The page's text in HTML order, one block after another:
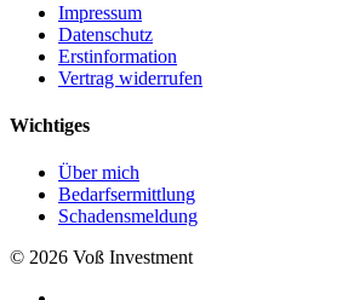
Impressum
Datenschutz
Erstinformation
Vertrag widerrufen
Wichtiges
Über mich
Bedarfsermittlung
Schadensmeldung
© 2026 Voß Investment